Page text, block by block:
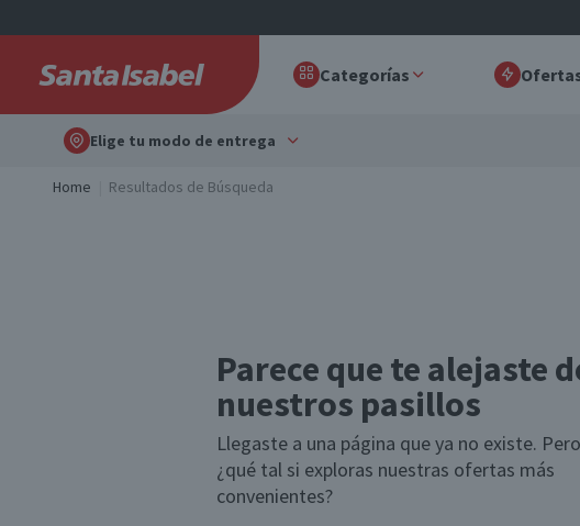
Categorías
Elige tu modo de entrega
Home Resultados de Búsqueda
Parece que te alejaste
nuestros pasillos
Llegaste a una página que ya no existe.
¿qué tal si exploras nuestras ofertas más
convenientes?